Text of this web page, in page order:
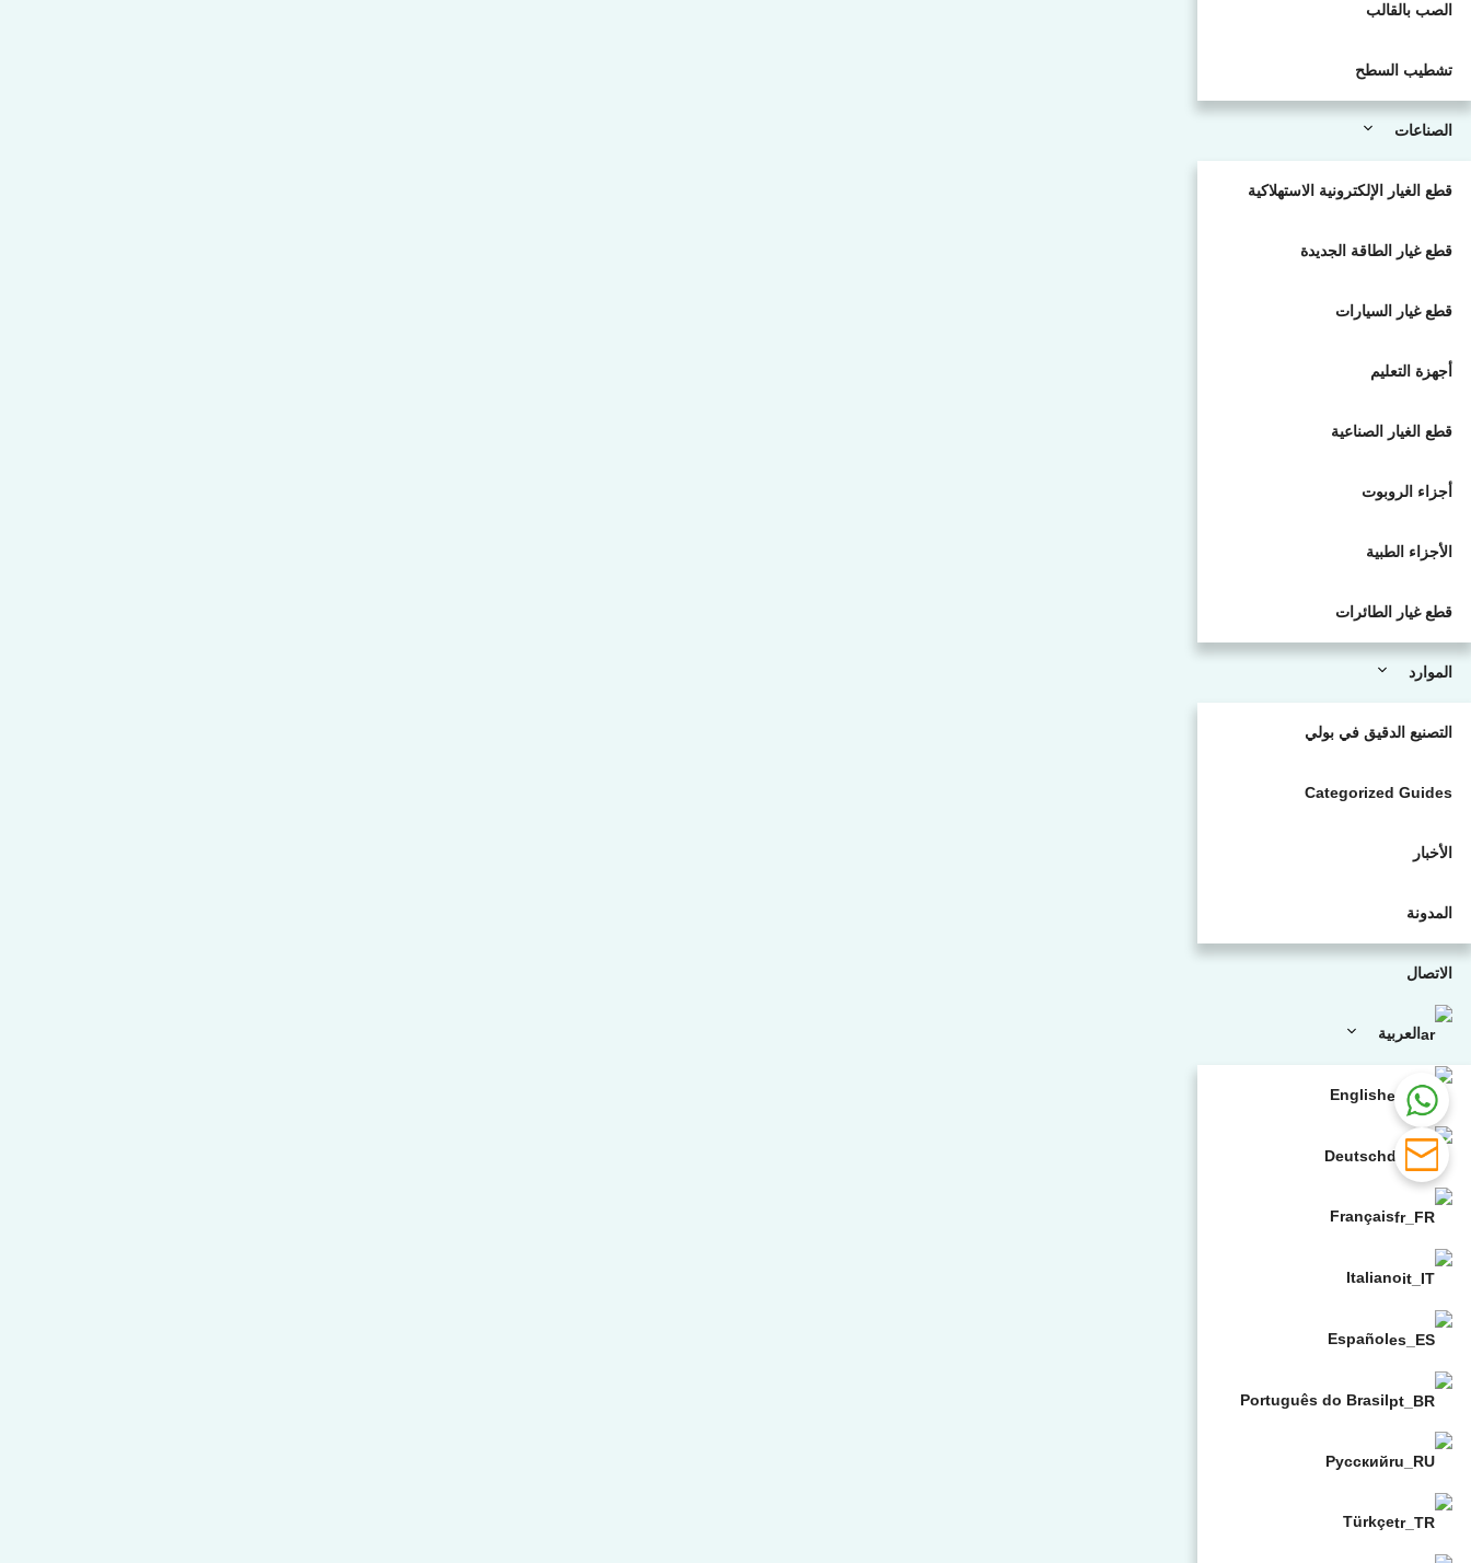
الصب بالقالب
تشطيب السطح
الصناعات
قطع الغيار الإلكترونية الاستهلاكية
قطع غيار الطاقة الجديدة
قطع غيار السيارات
أجهزة التعليم
قطع الغيار الصناعية
أجزاء الروبوت
الأجزاء الطبية
قطع غيار الطائرات
الموارد
التصنيع الدقيق في بولي
Categorized Guides
الأخبار
المدونة
الاتصال
العربية
English
Deutsch
Français
Italiano
Español
Português do Brasil
Русский
Türkçe